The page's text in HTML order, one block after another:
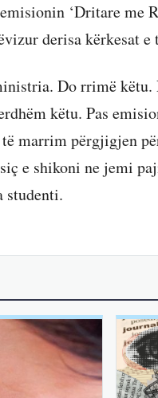
‘Dritare me
derisa kërkesat e
Do rrimë
këtu. Pas
marrim përgjigjen
e shikoni ne jemi
studenti.